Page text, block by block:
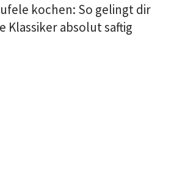
kochen: So gelingt dir
Klassiker absolut saftig